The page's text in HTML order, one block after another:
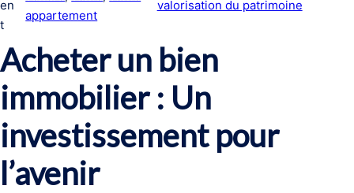
en
t
appartement
valorisation du patrimoine
Acheter un bien
immobilier : Un
investissement pour
l’avenir